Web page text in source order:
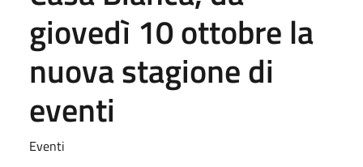
giovedì 10 ottobre la
nuova stagione di
eventi
Eventi